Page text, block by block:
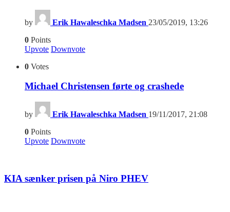
by Erik Hawaleschka Madsen 23/05/2019, 13:26
0 Points
Upvote Downvote
0 Votes
Michael Christensen førte og crashede
by Erik Hawaleschka Madsen 19/11/2017, 21:08
0 Points
Upvote Downvote
KIA sænker prisen på Niro PHEV